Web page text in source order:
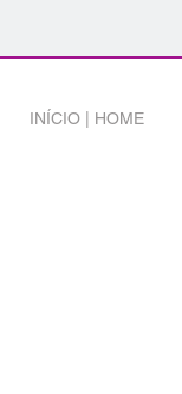
INÍCIO | HOME